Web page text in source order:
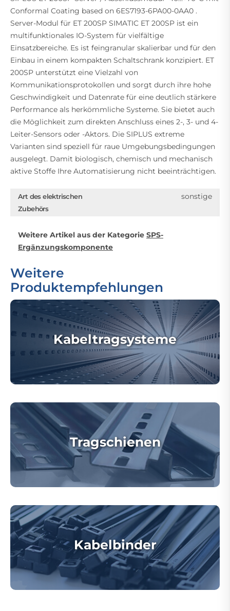
Conformal Coating based on 6ES7193-6PA00-0AA0 .
Server-Modul für ET 200SP SIMATIC ET 200SP ist ein
multifunktionales IO-System für vielfältige
Einsatzbereiche. Es ist feingranular skalierbar und für den
Einbau in einem kompakten Schaltschrank konzipiert. ET
200SP unterstützt eine Vielzahl von
Kommunikationsprotokollen und sorgt durch ihre hohe
Geschwindigkeit und Datenrate für eine deutlich stärkere
Performance als herkömmliche Systeme. Sie bietet auch
die Möglichkeit zum direkten Anschluss eines 2-, 3- und 4-
Leiter-Sensors oder -Aktors. Die SIPLUS extreme
Varianten sind speziell für raue Umgebungsbedingungen
ausgelegt. Damit biologisch, chemisch und mechanisch
aktive Stoffe Ihre Automatisierung nicht beeinträchtigen.
Art des elektrischen
Zubehörs
sonstige
Weitere Artikel aus der Kategorie SPS-
Ergänzungskomponente
Weitere
Produktempfehlungen
Kabeltragsysteme
Tragschienen
Kabelbinder